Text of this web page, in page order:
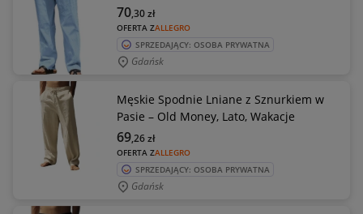
OFERTA ZALLEGRO
70,30zł
SPRZEDAJĄCY: OSOBA PRYWATNA
Gdańsk
Męskie Spodnie Lniane z Sznurkiem w
Pasie – Old Money, Lato, Wakacje
OFERTA ZALLEGRO
69,26zł
SPRZEDAJĄCY: OSOBA PRYWATNA
Gdańsk